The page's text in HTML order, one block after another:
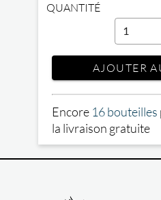
QUANTITÉ
AJOUTER
Encore 16 bouteilles
la livraison gratuite